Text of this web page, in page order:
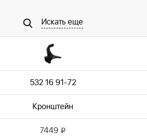
Искать еще
532 16 91-72
Кронштейн
7449 i